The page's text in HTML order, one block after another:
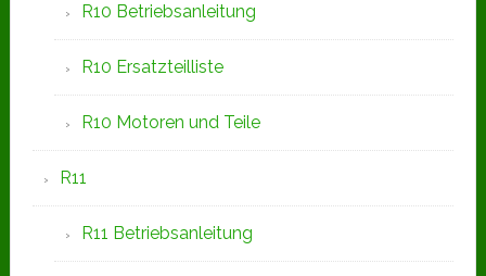
R10 Betriebsanleitung
R10 Ersatzteilliste
R10 Motoren und Teile
R11
R11 Betriebsanleitung